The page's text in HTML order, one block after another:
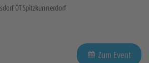
OT Spitzkunnerdorf
Zum Event